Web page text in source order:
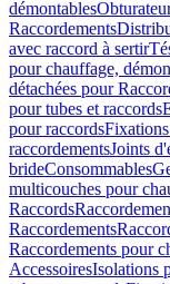
démontables
Raccordements
avec raccord à sertir
pour chauffage,
détachées pour
pour tubes et raccords
pour raccords
raccordementsJoints
brideConsommables
multicouches pour
Raccords
Raccordements
Raccordements pour
AccessoiresIsolations